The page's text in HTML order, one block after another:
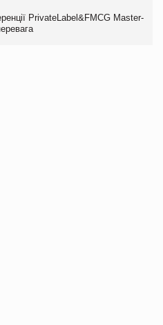
PrivateLabel&FMCG Master-